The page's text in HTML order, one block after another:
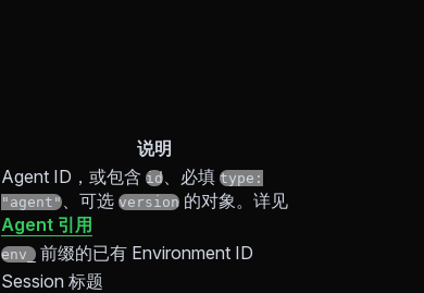
说明
Agent ID，或包含 id 、必填 type:
"agent"
、可选 version 的对象。详见
Agent 引用
env_ 前缀的已有 Environment ID
Session 标题